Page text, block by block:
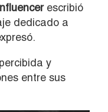
escribió
dedicado a
y
entre sus